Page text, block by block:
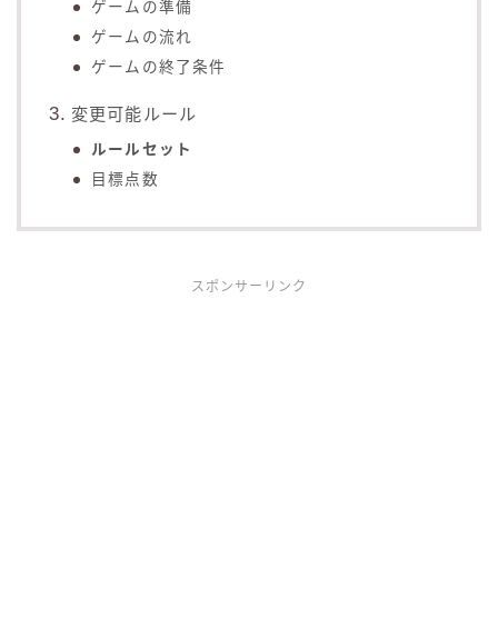
ゲームの準備
ゲームの流れ
ゲームの終了条件
変更可能ルール
ルールセット
目標点数
スポンサーリンク